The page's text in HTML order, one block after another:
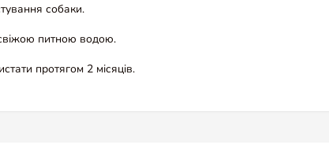
собаки.
питною водою.
протягом 2 місяців.